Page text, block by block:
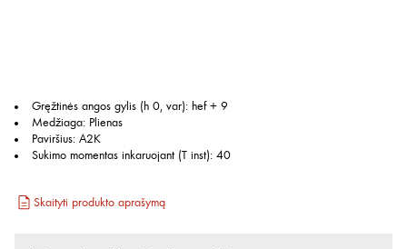
Gręžtinės angos gylis (h 0, var): hef + 9
Medžiaga: Plienas
Paviršius: A2K
Sukimo momentas inkaruojant (T inst): 40
Skaityti produkto aprašymą